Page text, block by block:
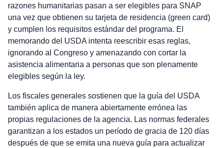
razones humanitarias pasan a ser elegibles para SNAP
una vez que obtienen su tarjeta de residencia (green card)
y cumplen los requisitos estándar del programa. El
memorando del USDA intenta reescribir esas reglas,
ignorando al Congreso y amenazando con cortar la
asistencia alimentaria a personas que son plenamente
elegibles según la ley.
Los fiscales generales sostienen que la guía del USDA
también aplica de manera abiertamente errónea las
propias regulaciones de la agencia. Las normas federales
garantizan a los estados un período de gracia de 120 días
después de que se emita una nueva guía para actualizar